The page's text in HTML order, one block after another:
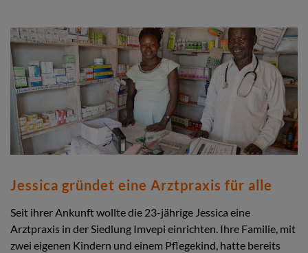
Jessica gründet eine Arztpraxis für alle
Seit ihrer Ankunft wollte die 23-jährige Jessica eine
Arztpraxis in der Siedlung Imvepi einrichten. Ihre Familie, mit
zwei eigenen Kindern und einem Pflegekind, hatte bereits